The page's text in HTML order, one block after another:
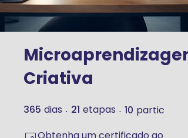
Criativa
365 dias 365 dias
21 etapas 21 etapas
10